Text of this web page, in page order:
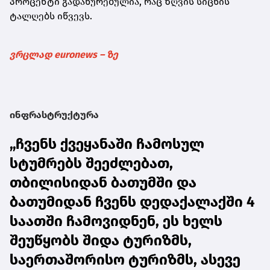
ტალღებს იწვევს.
ვრცლად euronews – ზე
ინფრასტრუქტურა
„ჩვენს ქვეყანაში ჩამოსულ
სტუმრებს შეეძლებათ,
თბილისიდან ბათუმში და
ბათუმიდან ჩვენს დედაქალაქში 4
საათში ჩამოვიდნენ, ეს ხელს
შეუწყობს შიდა ტურიზმს,
საერთაშორისო ტურიზმს, ასევე